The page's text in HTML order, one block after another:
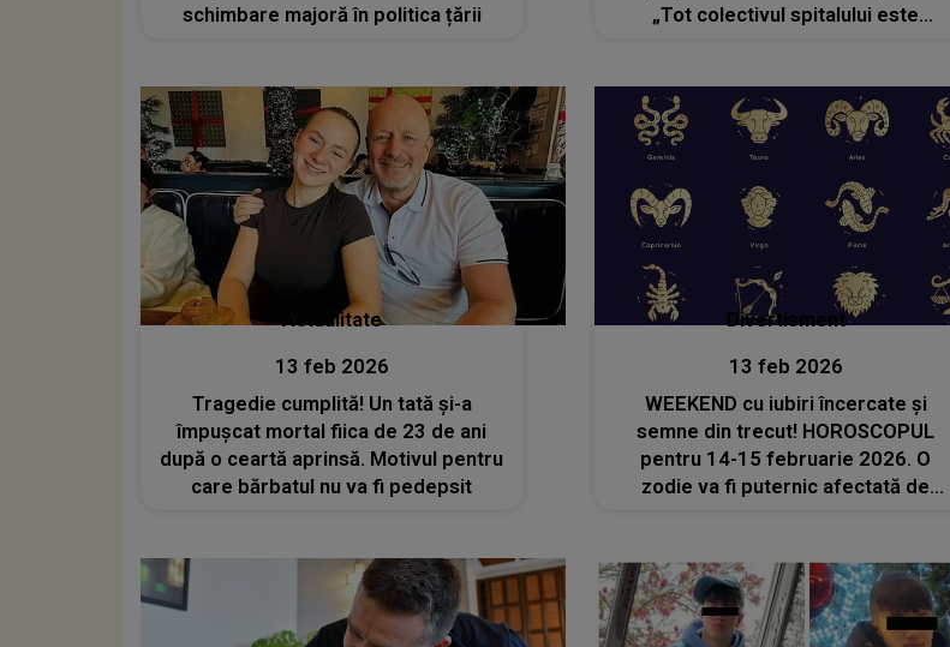
schimbare majoră în politica țării
„Tot colectivul spitalului este
viață?
Actualitate
13 feb 2026
Tragedie cumplită! Un tată și-a
împușcat mortal fiica de 23 de ani
după o ceartă aprinsă. Motivul pentru
care bărbatul nu va fi pedepsit
Divertisment
13 feb 2026
WEEKEND cu iubiri încercate și
semne din trecut! HOROSCOPUL
pentru 14-15 februarie 2026. O
zodie va fi puternic afectată de
nimic nu va putea să o pregătească
pentru ce urmează